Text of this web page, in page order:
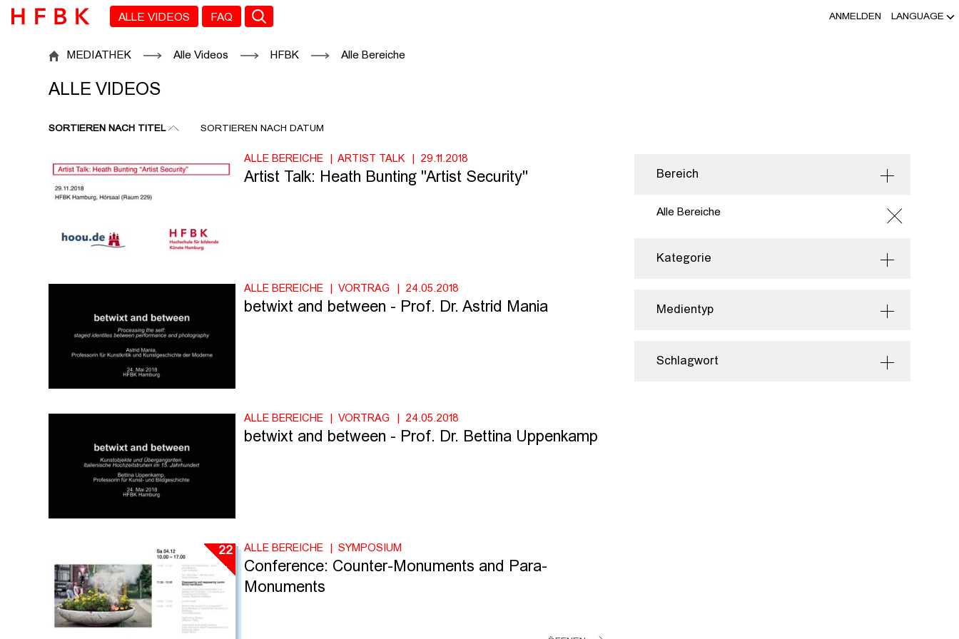
Zu den Filtern
Zur Metanavigation
Zur Hauptnavigation
Zur Suche
Zum Inhalt
Zum Seitenfuss ANMELDEN LANGUAGE
ALLE VIDEOS FAQ
ALLE VIDEOS
MEDIATHEK Alle Videos HFBK Alle Bereiche
ALLE VIDEOS
SORTIEREN NACH TITEL SORTIEREN NACH DATUM
Bereich
Alle Bereiche
Kategorie
Medientyp
Schlagwort
ALLE BEREICHE ARTIST TALK 29.11.2018
Artist Talk: Heath Bunting "Artist Security"
ALLE BEREICHE VORTRAG 24.05.2018
betwixt and between - Prof. Dr. Astrid Mania
ALLE BEREICHE VORTRAG 24.05.2018
betwixt and between - Prof. Dr. Bettina Uppenkamp
22 ALLE BEREICHE SYMPOSIUM
Conference: Counter-Monuments and Para-
Monuments